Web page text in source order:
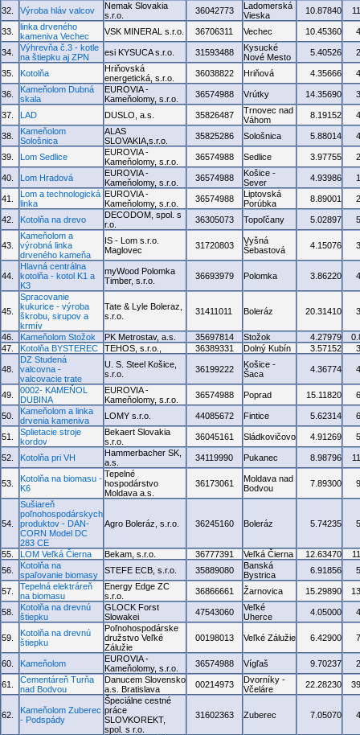
32. Výroba hláv valcov
Nemak Slovakia
s.r.o.
36042773
Ladomerská
Vieska
10.87840
33.
linka drveného
kameniva Vechec
VSK MINERAL s.r.o. 36706311 Vechec 10.45360
34.
Výhrevňa č.3 - kotle
na štiepku aj ZPN
esi KYSUCA s.r.o. 31593488
Kysucké
Nové Mesto
5.40526
35. Kotolňa
Hriňovská
energetická, s.r.o.
36038822 Hriňová 4.35666
36.
Kameňolom Dubná
skala
EUROVIA -
Kameňolomy, s.r.o.
36574988 Vrútky 14.35690
37. LAD DUSLO, a.s. 35826487
Trnovec nad
Váhom
8.19152
38.
Kameňolom
Sološnica
ALAS
SLOVAKIA,s.r.o.
35825286 Sološnica 5.88014
39. Lom Sedlice
EUROVIA -
Kameňolomy, s.r.o.
36574988 Sedlice 3.97755
40. Lom Hradová
EUROVIA -
Kameňolomy, s.r.o.
36574988
Košice -
Sever
4.93986
41.
Lom a technologická
linka
EUROVIA -
Kameňolomy, s.r.o.
36574988
Liptovská
Porúbka
8.89001
42. Kotolňa na drevo
DECODOM, spol. s
r.o.
36305073 Topoľčany 5.02897
43.
Kameňolom a
výrobná linka
drveného kameňa
IS - Lom s.r.o.
Maglovec
31720803
Vyšná
Šebastová
4.15076
44.
Hlavná centrálna
kotolňa - kotol K1 a
K3
myWood Polomka
Timber, s.r.o.
36693979 Polomka 3.86220
45.
Spracovanie
kukurice - výroba
škrobu, sirupov a
krmív
Tate & Lyle Boleraz,
s.r.o.
31411011 Boleráz 20.31410
46. Kameňolom Stožok PK Metrostav, a.s. 35697814 Stožok 4.27979
47.
Kotolňa BYSTEREC TEHOS, s.r.o., 36389331 Dolný Kubín 3.57152
48.
DZ Studená
valcovna -
valcovacie trate
U. S. Steel Košice,
s.r.o.
36199222
Košice -
Šaca
4.36774
49.
0002- KAMEŇOL
DUBINA
EUROVIA -
Kameňolomy, s.r.o.
36574988 Poprad 15.11820
50.
Kameňolom a linka
drvenia kameniva
LOMY s.r.o. 44085672 Fintice 5.62314
51.
Splietacie stroje
kordov
Bekaert Slovakia
s.r.o.
36045161 Sládkovičovo 4.91269
52. Kotolňa pri VH
Hammerbacher SK,
a.s.
34119990 Pukanec 8.98796
53.
Kotolňa na biomasu -
K6
Tepelné
hospodárstvo
Moldava a.s.
36173061
Moldava nad
Bodvou
7.89300
54.
Sušiareň
poľnohospodárskych
produktov - DAN-
CORN Model DC
283 CE
Agro Boleráz, s.r.o. 36245160 Boleráz 5.74235
55. LOM Veľká Čierna Bekam, s.r.o. 36777391 Veľká Čierna 12.63470
56.
Kotolňa na
spaľovanie biomasy
STEFE ECB, s.r.o. 35889080
Banská
Bystrica
6.91856
57.
Tepelná elektráreň
na biomasu
Energy Edge ZC
s.r.o.
36866661 Žarnovica 15.29890
58.
Kotolňa na drevnú
štiepku
GLOCK Forst
Slowakei
47543060
Veľké
Uherce
4.05000
59.
Kotolňa na drevnú
štiepku
Poľnohospodárske
družstvo Veľké
Zálužie
00198013 Veľké Zálužie 6.42900
60. Kameňolom
EUROVIA -
Kameňolomy, s.r.o.
36574988 Vígľaš 9.70237
61.
Cementáreň Turňa
nad Bodvou
Danucem Slovensko
a.s. Bratislava
00214973
Dvorníky -
Včeláre
22.28230
62.
Kameňolom Zuberec
- Podspády
Špeciálne cestné
práce
SLOVKOREKT,
spol. s r.o.
31602363 Zuberec 7.05070